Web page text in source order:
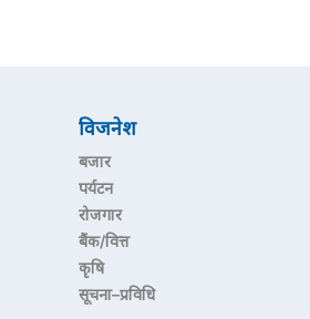
विजनेश
बजार
पर्यटन
रोजगार
बैंक/वित्त
कृषि
सूचना–प्रविधि